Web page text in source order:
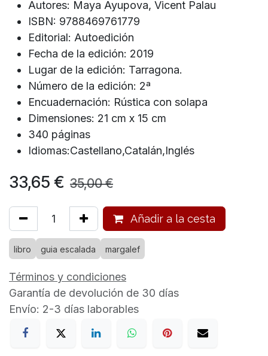
Autores: Maya Ayupova, Vicent Palau
ISBN: 9788469761779
Editorial: Autoedición
Fecha de la edición: 2019
Lugar de la edición: Tarragona.
Número de la edición: 2ª
Encuadernación: Rústica con solapa
Dimensiones: 21 cm x 15 cm
340 páginas
Idiomas:Castellano,Catalán,Inglés
33,65 € 35,00€
Añadir a la cesta
libro guia escalada margalef
Términos y condiciones
Garantía de devolución de 30 días
Envío: 2-3 días laborables